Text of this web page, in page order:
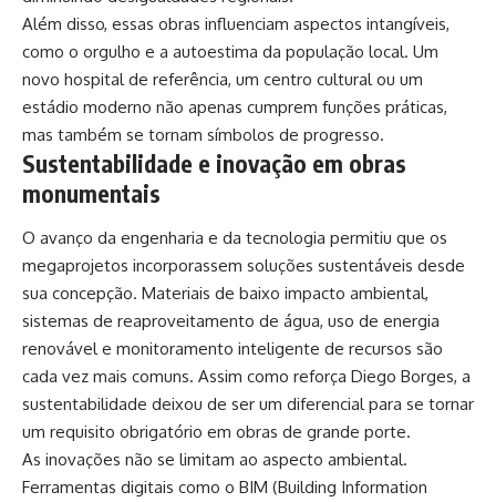
Além disso, essas obras influenciam aspectos intangíveis,
como o orgulho e a autoestima da população local. Um
novo hospital de referência, um centro cultural ou um
estádio moderno não apenas cumprem funções práticas,
mas também se tornam símbolos de progresso.
Sustentabilidade e inovação em obras
monumentais
O avanço da engenharia e da tecnologia permitiu que os
megaprojetos incorporassem soluções sustentáveis desde
sua concepção. Materiais de baixo impacto ambiental,
sistemas de reaproveitamento de água, uso de energia
renovável e monitoramento inteligente de recursos são
cada vez mais comuns. Assim como reforça Diego Borges, a
sustentabilidade deixou de ser um diferencial para se tornar
um requisito obrigatório em obras de grande porte.
As inovações não se limitam ao aspecto ambiental.
Ferramentas digitais como o BIM (Building Information